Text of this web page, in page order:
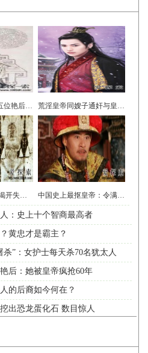
中国真实存在的五位艳后 不逊四大美女 荒淫皇帝同嫂子通奸与皇后尸体交欢
史上最神秘古物 揭开失落文明的证据 中国史上最抠皇帝：令满朝文武做乞丐
：史上十个智商最高者
黄忠才是霸主？
杀”：女护士每天杀70名犹太人
后：她被皇帝疯抢60年
的后裔如今何在？
出恐龙蛋化石 数目惊人